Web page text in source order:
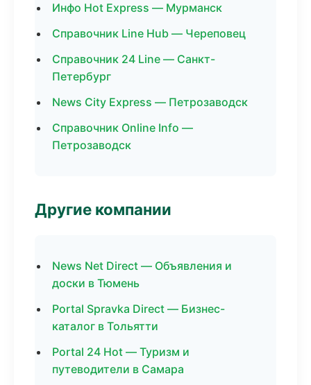
Инфо Hot Express — Мурманск
Справочник Line Hub — Череповец
Справочник 24 Line — Санкт-
Петербург
News City Express — Петрозаводск
Справочник Online Info —
Петрозаводск
Другие компании
News Net Direct — Объявления и
доски в Тюмень
Portal Spravka Direct — Бизнес-
каталог в Тольятти
Portal 24 Hot — Туризм и
путеводители в Самара